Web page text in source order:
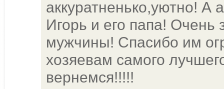
аккуратненько,уютно! А
Игорь и его папа!
мужчины! Спасибо им
хозяевам самого
вернемся!!!!!